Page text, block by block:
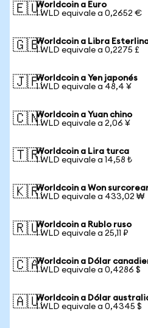
🇪🇺Worldcoin a Euro
1 WLD equivale a 0,2652 €
🇬🇧Worldcoin a Libra
1 WLD equivale a 0,2275 £
🇯🇵Worldcoin a Yen japonés
1 WLD equivale a 48,4 ¥
🇨🇳Worldcoin a Yuan chino
1 WLD equivale a 2,06 ¥
🇹🇷Worldcoin a Lira turca
1 WLD equivale a 14,58 ₺
🇰🇷Worldcoin a Won
1 WLD equivale a 433,02 ₩
🇷🇺Worldcoin a Rublo ruso
1 WLD equivale a 25,11 ₽
🇨🇦Worldcoin a Dólar
1 WLD equivale a 0,4286 $
🇦🇺Worldcoin a Dólar
1 WLD equivale a 0,4345 $